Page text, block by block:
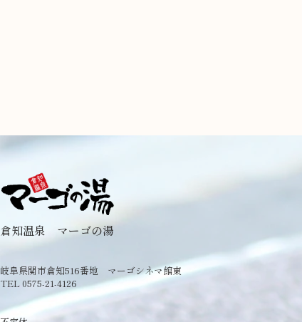
倉知温泉 マーゴの湯
岐阜県関市倉知516番地 マーゴシネマ館東
TEL 0575-21-4126